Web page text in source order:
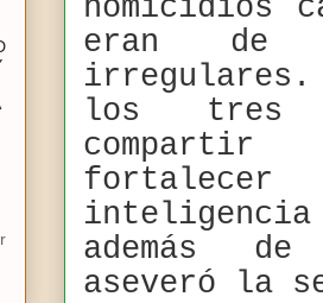
homicidios
eran de
los tres
además
aseveró la